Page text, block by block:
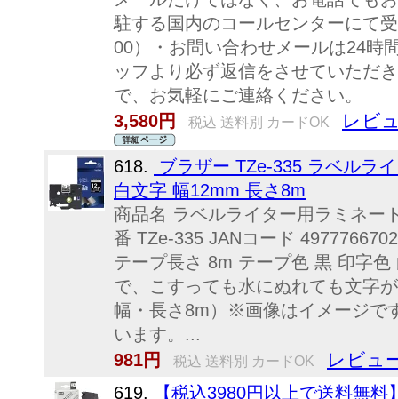
駐する国内のコールセンターにて
00）・お問い合わせメールは24時
ッフより必ず返信をさせていただ
で、お気軽にご連絡ください。
3,580円
税込 送料別 カードOK レビ
618.
ブラザー TZe-335 ラベルラ
白文字 幅12mm 長さ8m
商品名 ラベルライター用ラミネ
番 TZe-335 JANコード
テープ長さ 8m テープ色 黒 印字
で、こすっても水にぬれても文字
幅・長さ8m）※画像はイメージで
います。...
981円
税込 送料別 カードOK レビュ
619.
【税込3980円以上で送料無